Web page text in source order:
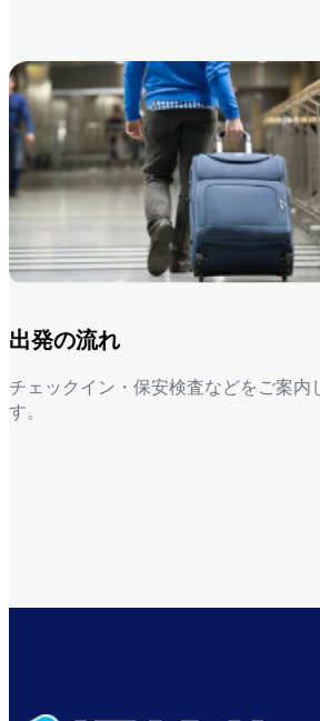
出発の流れ
チェックイン・保安検査などをご案内
す。